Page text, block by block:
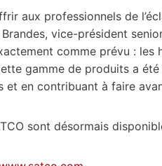
aux professionnels de
vice-président
comme prévu : les
gamme de produits a
en contribuant à faire
sont désormais